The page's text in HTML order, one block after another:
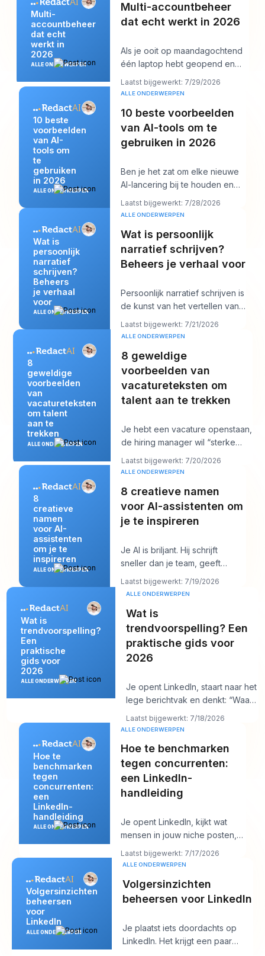
Multi-
accountbeheer
dat echt
werkt in
2026
ALLE ONDERWERPEN
Multi-accountbeheer
dat echt werkt in 2026
Als je ooit op maandagochtend
één laptop hebt geopend en
klantkalenders, drie mer
Laatst bijgewerkt: 7/29/2026
10 beste
voorbeelden
van AI-
tools om
te
gebruiken
in 2026
ALLE ONDERWERPEN
ALLE ONDERWERPEN
10 beste voorbeelden
van AI-tools om te
gebruiken in 2026
Ben je het zat om elke nieuwe
AI-lancering bij te houden en
toch voor de middag iets
fatsoenlijks op
Laatst bijgewerkt: 7/28/2026
Wat is
persoonlijk
narratief
schrijven?
Beheers
je verhaal
voor
ALLE ONDERWERPEN
ALLE ONDERWERPEN
Wat is persoonlijk
narratief schrijven?
Beheers je verhaal voor
Persoonlijk narratief schrijven is
de kunst van het vertellen van
een waargebeurd verhaal uit je
eig
Laatst bijgewerkt: 7/21/2026
8
geweldige
voorbeelden
van
vacatureteksten
om talent
aan te
trekken
ALLE ONDERWERPEN
ALLE ONDERWERPEN
8 geweldige
voorbeelden van
vacatureteksten om
talent aan te trekken
Je hebt een vacature openstaan,
de hiring manager wil “sterke
kandidaten tegen volgende
week,” en je
Laatst bijgewerkt: 7/20/2026
8
creatieve
namen
voor AI-
assistenten
om je te
inspireren
ALLE ONDERWERPEN
ALLE ONDERWERPEN
8 creatieve namen
voor AI-assistenten om
je te inspireren
Je AI is briljant. Hij schrijft
sneller dan je team, geeft
heldere antwoorden en klinkt
misschien ze
Laatst bijgewerkt: 7/19/2026
Wat is
trendvoorspelling?
Een
praktische
gids voor
2026
ALLE ONDERWERPEN
ALLE ONDERWERPEN
Wat is
trendvoorspelling? Een
praktische gids voor
2026
Je opent LinkedIn, staart naar het
lege berichtvak en denkt: “Waar
geeft mijn doelgroep nu om?”
Niet
Laatst bijgewerkt: 7/18/2026
Hoe te
benchmarken
tegen
concurrenten:
een
LinkedIn-
handleiding
ALLE ONDERWERPEN
ALLE ONDERWERPEN
Hoe te benchmarken
tegen concurrenten:
een LinkedIn-
handleiding
Je opent LinkedIn, kijkt wat
mensen in jouw niche posten,
en binnen tien minuten heb je
een rommelig
Laatst bijgewerkt: 7/17/2026
Volgersinzichten
beheersen
voor
LinkedIn
ALLE ONDERWERPEN
ALLE ONDERWERPEN
Volgersinzichten
beheersen voor LinkedIn
Je plaatst iets doordachts op
LinkedIn. Het krijgt een paar